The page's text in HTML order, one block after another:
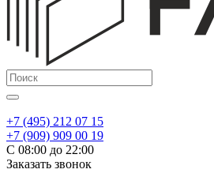
+7 (495) 212 07 15
+7 (909) 909 00 19
С 08:00 до 22:00
Заказать звонок